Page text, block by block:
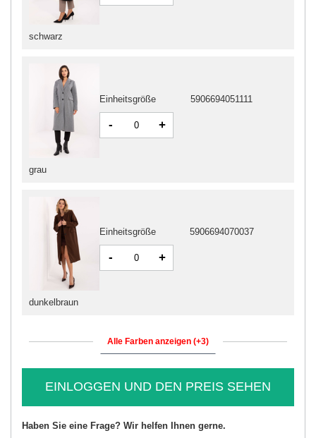
schwarz
grau
Einheitsgröße 5906694051111
- +
dunkelbraun
Einheitsgröße 5906694070037
- +
Alle Farben anzeigen (+3)
EINLOGGEN UND DEN PREIS SEHEN
Haben Sie eine Frage? Wir helfen Ihnen gerne.